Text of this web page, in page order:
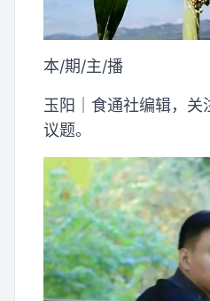
本/期/主/播
玉阳｜食通社编辑，关
议题。